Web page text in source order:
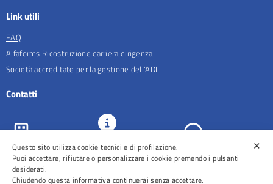
Link utili
FAQ
Alfaforms Ricostruzione carriera dirigenza
Società accreditate per la gestione dell'ADI
Contatti
ASL Roma 5
URP e
Comunicazione
Prenotazioni
✕
Questo sito utilizza cookie tecnici e di profilazione.
Puoi accettare, rifiutare o personalizzare i cookie premendo i pulsanti
desiderati.
Chiudendo questa informativa continuerai senza accettare.